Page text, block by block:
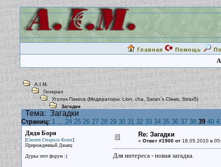
Главная Помощь
A.I.M.
Генерал
Уголок Пакоса (Модераторы:Lion cha Satan`s Claws, Strax5)
Загадки
Тема: Загадки
Страниц: 1... 24 25 26 27 28 29 30 31 32 33 34 35 36 37 38 39 40
Дядя Боря
[Скелет Старого Кота]
Прирожденный Джаец
Дурка этот форум :)
Re: Загадки
« Ответ #1900 от18.05.2010 в
Для интереса - новая загадка.